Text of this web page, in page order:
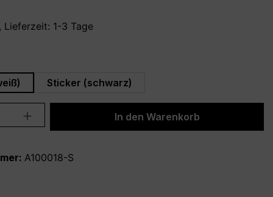
1-3 Tage
Sticker (schwarz)
Gib den gewünschten Wert
In den Warenkorb
A100018-S